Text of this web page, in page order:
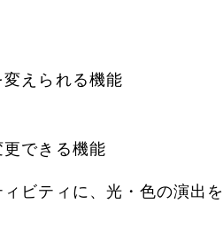
えられる機能
できる機能
ビティに、光・色の演出